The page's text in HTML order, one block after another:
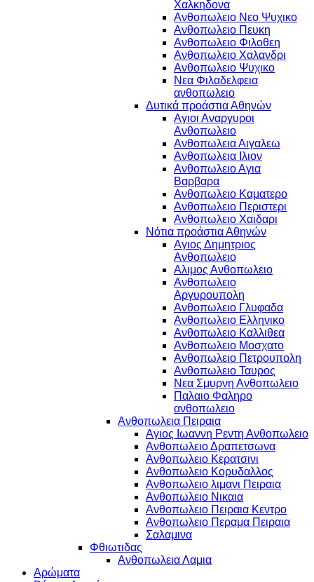
Χαλκηδονα
Ανθοπωλειο Νεο Ψυχικο
Ανθοπωλειο Πευκη
Ανθοπωλειο Φιλοθεη
Ανθοπωλειο Χαλανδρι
Ανθοπωλειο Ψυχικο
Νεα Φιλαδελφεια
ανθοπωλειο
Δυτικά προάστια Αθηνών
Αγιοι Αναργυροι
Ανθοπωλειο
Ανθοπωλεια Αιγαλεω
Ανθοπωλεια Ιλιον
Ανθοπωλειο Αγια
Βαρβαρα
Ανθοπωλειο Καματερο
Ανθοπωλειο Περιστερι
Ανθοπωλειο Χαιδαρι
Νότια προάστια Αθηνών
Αγιος Δημητριος
Ανθοπωλειο
Αλιμος Ανθοπωλειο
Ανθοπωλειο
Αργυρουπολη
Ανθοπωλειο Γλυφαδα
Ανθοπωλειο Ελληνικο
Ανθοπωλειο Καλλιθεα
Ανθοπωλειο Μοσχατο
Ανθοπωλειο Πετρουπολη
Ανθοπωλειο Ταυρος
Νεα Σμυρνη Ανθοπωλειο
Παλαιο Φαληρο
ανθοπωλειο
Ανθοπωλεια Πειραια
Αγιος Ιωαννη Ρεντη Ανθοπωλειο
Ανθοπωλειο Δραπετσωνα
Ανθοπωλειο Κερατσινι
Ανθοπωλειο Κορυδαλλος
Ανθοπωλειο λιμανι Πειραια
Ανθοπωλειο Νικαια
Ανθοπωλειο Πειραια Κεντρο
Ανθοπωλειο Περαμα Πειραια
Σαλαμινα
Φθιωτιδας
Ανθοπωλεια Λαμια
Αρώματα